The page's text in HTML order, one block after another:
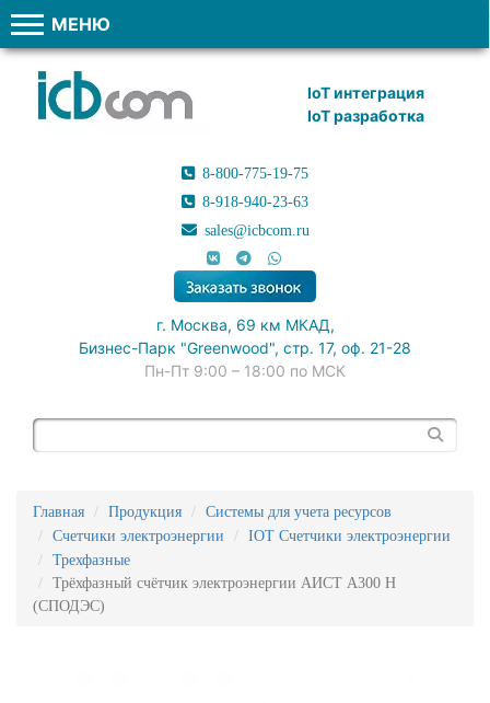
МЕНЮ
IoT интеграция
IoT разработка
8-800-775-19-75
8-918-940-23-63
sales@icbcom.ru
г. Москва, 69 км МКАД,
Бизнес-Парк "Greenwood", стр. 17, оф. 21-28
Пн-Пт 9:00 – 18:00 по МСК
Главная Продукция
Системы для учета ресурсов
Счетчики электроэнергии
IOT Счетчики электроэнергии
Трехфазные
Трёхфазный счётчик электроэнергии АИСТ А300 H
(СПОДЭС)